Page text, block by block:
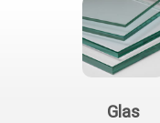
Glas